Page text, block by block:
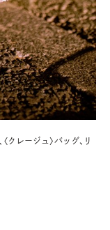
クレージュ〉バッグ、リ